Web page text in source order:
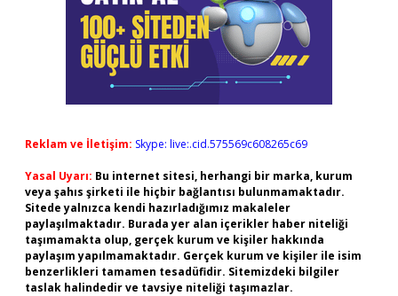
Reklam ve İletişim: Skype: live:.cid.575569c608265c69
Yasal Uyarı: Bu internet sitesi, herhangi bir marka, kurum
veya şahıs şirketi ile hiçbir bağlantısı bulunmamaktadır.
Sitede yalnızca kendi hazırladığımız makaleler
paylaşılmaktadır. Burada yer alan içerikler haber niteliği
taşımamakta olup, gerçek kurum ve kişiler hakkında
paylaşım yapılmamaktadır. Gerçek kurum ve kişiler ile isim
benzerlikleri tamamen tesadüfidir. Sitemizdeki bilgiler
taslak halindedir ve tavsiye niteliği taşımazlar.